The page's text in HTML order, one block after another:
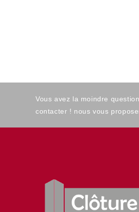
Vous avez la moindre
contacter ! nous vous